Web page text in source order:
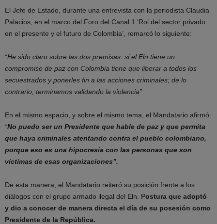
​El Jefe de Estado, durante una entrevista con la periodista Claudia
Palacios, en el marco del Foro del Canal 1 ‘Rol del sector privado
en el presente y el futuro de Colombia’, remarcó lo siguiente:
“He sido claro sobre las dos premisas: si el Eln tiene un
compromiso de paz con Colombia tiene que liberar a todos los
secuestrados y ponerles fin a las acciones criminales; de lo
contrario, terminamos validando la violencia”
En el mismo espacio, y sobre el mismo tema, el Mandatario afirmó:
“No puedo ser un Presidente que hable de paz y que permita
que haya criminales atentando contra el pueblo colombiano,
porque eso es una hipocresía con las personas que son
víctimas de esas organizaciones”.
De esta manera, el Mandatario reiteró su posición frente a los
diálogos con el grupo armado ilegal del Eln. Postura que adoptó
y dio a conocer de manera directa el día de su posesión como
Presidente de la República.